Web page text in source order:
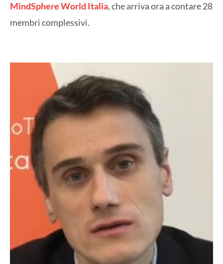
MindSphere World Italia, che arriva ora a contare 28
membri complessivi.